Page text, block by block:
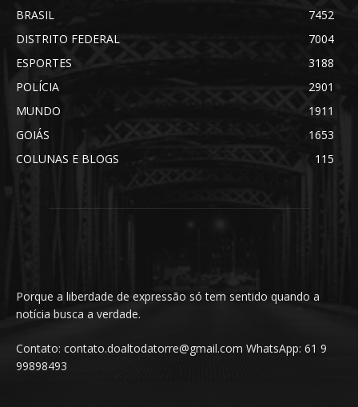
BRASIL
7452
DISTRITO FEDERAL
7004
ESPORTES
3188
POLÍCIA
2901
MUNDO
1911
GOIÁS
1653
COLUNAS E BLOGS
115
Porque a liberdade de expressão só tem sentido quando a
notícia busca a verdade.
Contato: contato.doaltodatorre@gmail.com WhatsApp: 61 9
99898493